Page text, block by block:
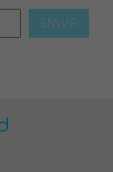
ENVIAR